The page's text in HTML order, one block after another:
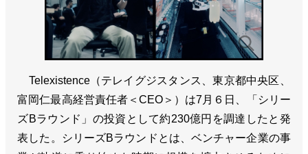
Telexistence（テレイグジスタンス、東京都中央区、
富岡仁最高経営責任者＜CEO＞）は7月６日、「シリー
ズBラウンド」の投資として約230億円を調達したと発
表した。シリーズBラウンドとは、ベンチャー企業の事